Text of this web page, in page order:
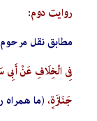
روایت دوم:
مطابق نقل
فِي الْخِلَافِ عَنْ
جَنَازَةٍ، (ما